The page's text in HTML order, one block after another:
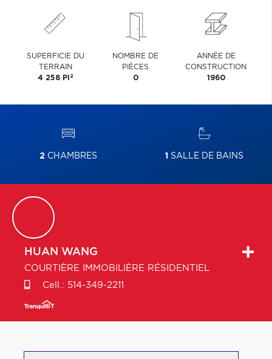
SUPERFICIE DU
TERRAIN
4 258 PI 2
NOMBRE DE
PIÈCES
0
ANNÉE DE
CONSTRUCTION
1960
2CHAMBRES 1 SALLE DE BAINS
HUAN WANG
COURTIÈRE IMMOBILIÈRE RÉSIDENTIEL
Cell.: 514-349-2211